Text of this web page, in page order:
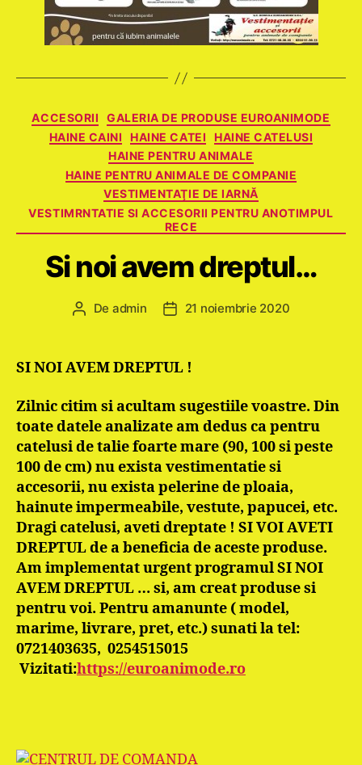
Categorii
ACCESORII
GALERIA DE PRODUSE EUROANIMODE
HAINE CAINI
HAINE CATEI
HAINE CATELUSI
HAINE PENTRU ANIMALE
HAINE PENTRU ANIMALE DE COMPANIE
VESTIMENTAŢIE DE IARNĂ
VESTIMRNTATIE SI ACCESORII PENTRU ANOTIMPUL
RECE
Si noi avem dreptul…
Autor
De admin
Dată21 noiembrie 2020
SI NOI AVEM DREPTUL !
Zilnic citim si acultam sugestiile voastre. Din
toate datele analizate am dedus ca pentru
catelusi de talie foarte mare (90, 100 si peste
100 de cm) nu exista vestimentatie si
accesorii, nu exista pelerine de ploaia,
hainute impermeabile, vestute, papucei, etc.
Dragi catelusi, aveti dreptate ! SI VOI AVETI
DREPTUL de a beneficia de aceste produse.
Am implementat urgent programul SI NOI
AVEM DREPTUL … si, am creat produse si
pentru voi. Pentru amanunte ( model,
marime, livrare, pret, etc.) sunati la tel:
0721403635, 0254515015
Vizitati:https://euroanimode.ro